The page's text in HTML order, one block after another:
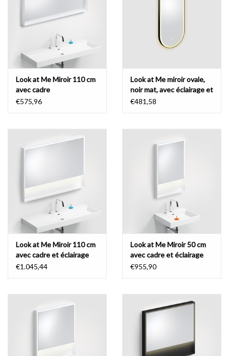
Look at Me Miroir 110 cm
avec cadre
€575,96
Look at Me miroir ovale,
noir mat, avec éclairage et
contrôle par capteur
€481,58
Look at Me Miroir 110 cm
avec cadre et éclairage
LED
€1.045,44
Look at Me Miroir 50 cm
avec cadre et éclairage
LED
€955,90